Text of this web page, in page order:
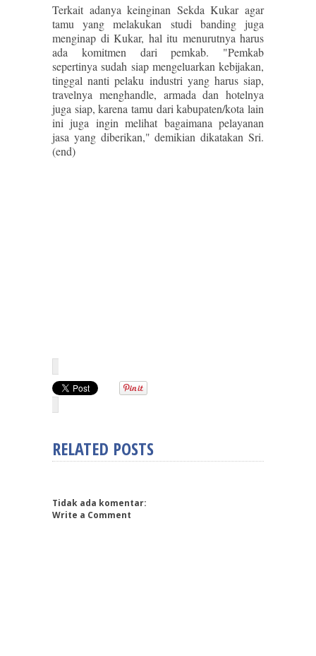
Terkait adanya keinginan Sekda Kukar agar
tamu yang melakukan studi banding juga
menginap di Kukar, hal itu menurutnya harus
ada komitmen dari pemkab. "Pemkab
sepertinya sudah siap mengeluarkan kebijakan,
tinggal nanti pelaku industri yang harus siap,
travelnya menghandle, armada dan hotelnya
juga siap, karena tamu dari kabupaten/kota lain
ini juga ingin melihat bagaimana pelayanan
jasa yang diberikan," demikian dikatakan Sri.
(end)
RELATED POSTS
Tidak ada komentar:
Write a Comment